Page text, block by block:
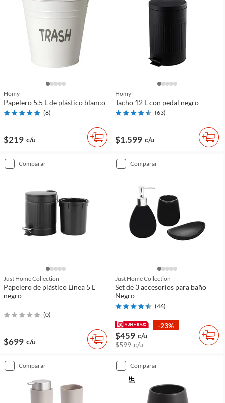
Homy
Papelero 5.5 L de plástico blanco
(8)
$219 c/u
Homy
Tacho 12 L con pedal negro
(63)
$1.599 c/u
comparar
Just Home Collection
Papelero de plástico Línea 5 L
negro
(0)
$699 c/u
comparar
Just Home Collection
Set de 3 accesorios para baño
Negro
(46)
-23%
$459 c/u
$599 c/u
comparar comparar